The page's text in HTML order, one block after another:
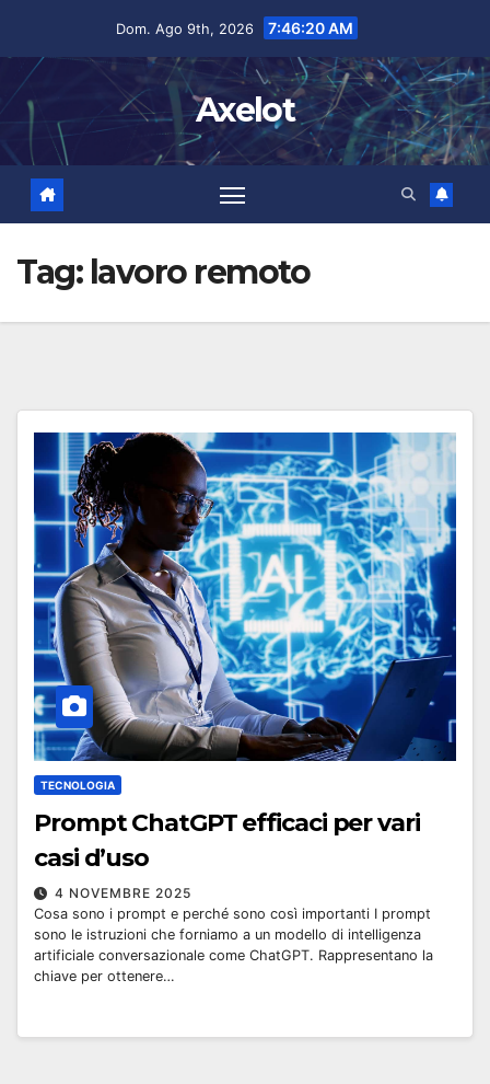
Dom. Ago 9th, 2026 7:46:21 AM
Axelot
Tag: lavoro remoto
TECNOLOGIA
Prompt ChatGPT efficaci per vari
casi d’uso
4 NOVEMBRE 2025
Cosa sono i prompt e perché sono così importanti I prompt
sono le istruzioni che forniamo a un modello di intelligenza
artificiale conversazionale come ChatGPT. Rappresentano la
chiave per ottenere…